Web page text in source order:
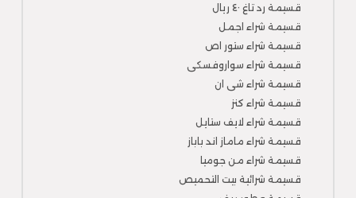
قسيمة رد تاغ ٤٠ ريال
قسيمة شراء اجمل
قسيمة شراء ستور اص
قسيمة شراء سواروفسكى
قسيمة شراء شى ان
قسيمة شراء كنز
قسيمة شراء لايف ستايل
قسيمة شراء ماماز اند باباز
قسيمة شراء من جوميا
قسيمة شرائية بيت التحميص